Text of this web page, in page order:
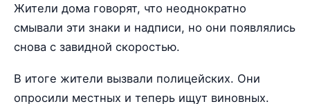
Жители дома говорят, что неоднократно
смывали эти знаки и надписи, но они появлялись
снова с завидной скоростью.
В итоге жители вызвали полицейских. Они
опросили местных и теперь ищут виновных.